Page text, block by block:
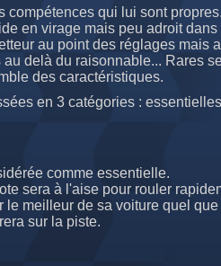
compétences qui lui sont
en virage mais peu adroit dans
au point des réglages mais
delà du raisonnable... Rares
des caractéristiques.
en 3 catégories :
comme essentielle.
sera à l'aise pour rouler
le meilleur de sa voiture quel
sur la piste.